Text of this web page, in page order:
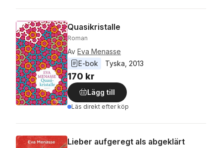
Quasikristalle
Roman
Av Eva Menasse
E-bok
Tyska 2013
170 kr
Lägg till
Läs direkt efter köp
Lieber aufgeregt als abgeklärt